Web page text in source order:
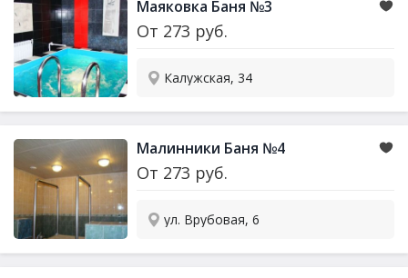
Маяковка Баня №3
От 273 руб.
Калужская, 34
Малинники Баня №4
От 273 руб.
ул. Врубовая, 6